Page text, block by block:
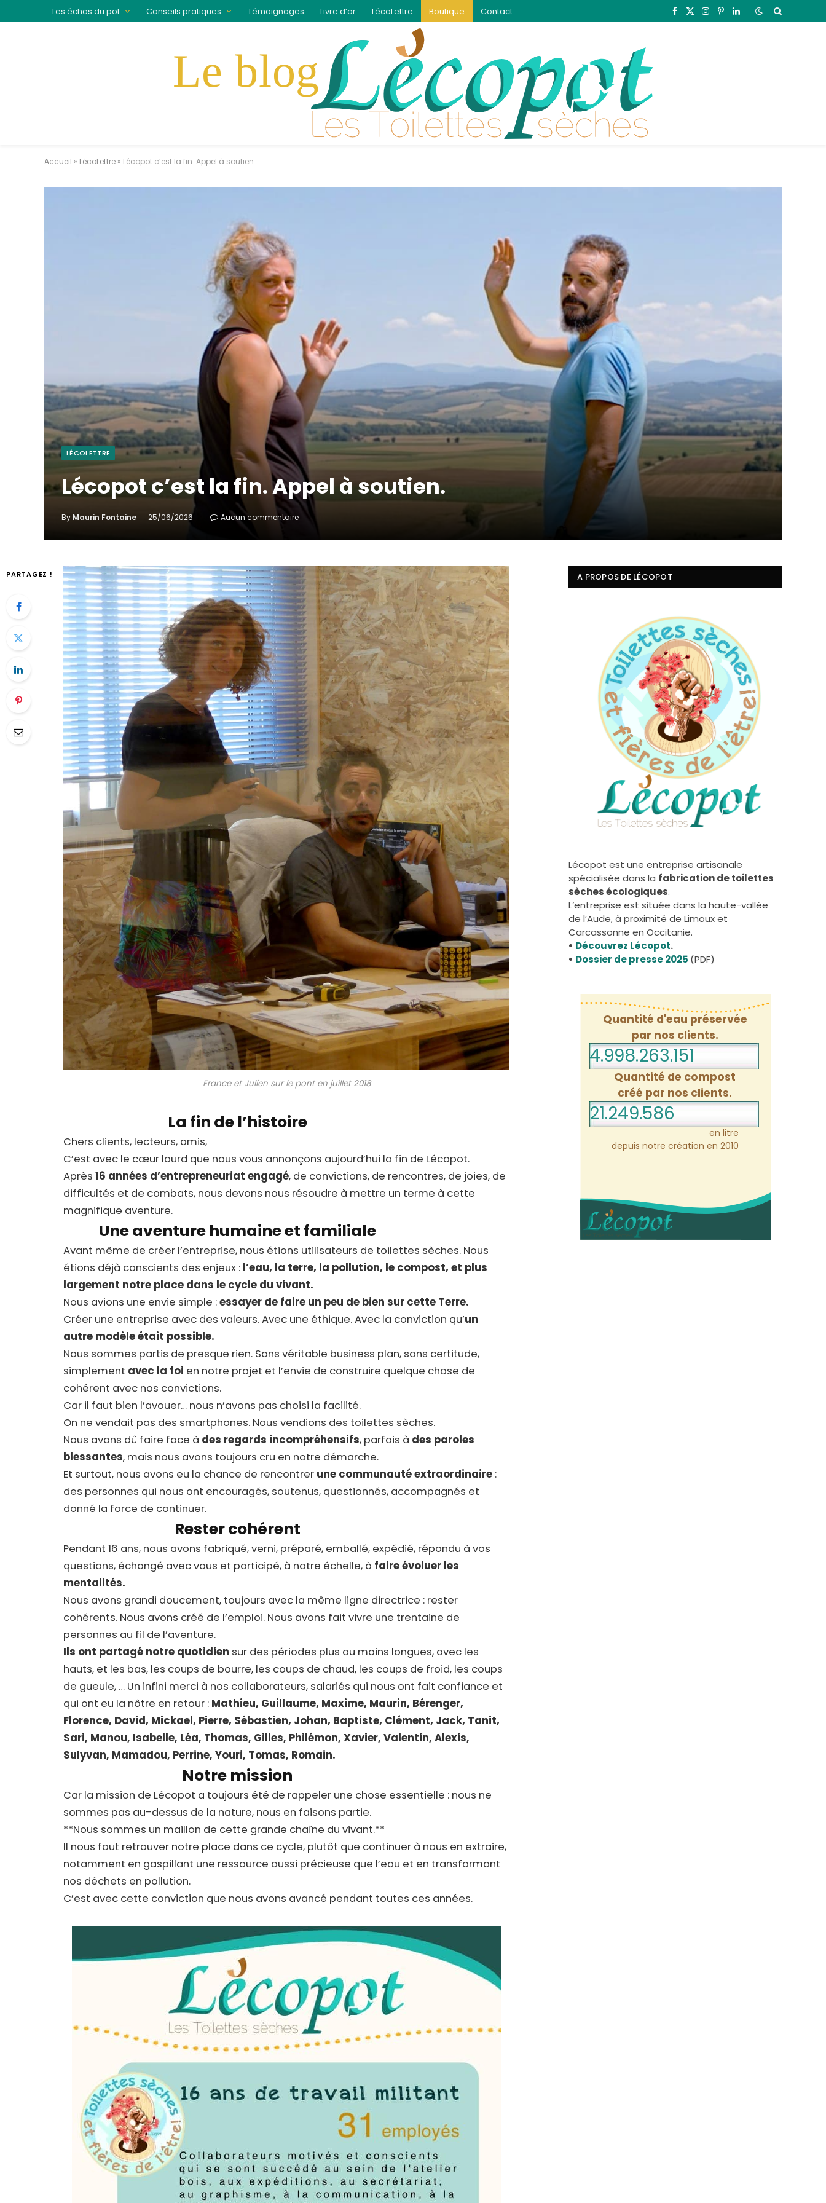
Les échos du pot Conseils pratiques Témoignages Livre d’or LécoLettre Boutique Contact Facebook
X
Instagram
Pinterest
LinkedIn
Accueil » LécoLettre » Lécopot c’est la fin. Appel à soutien.
LÉCOLETTRE
Lécopot c’est la fin. Appel à soutien.
By Maurin Fontaine 25/06/2026 Aucun commentaire
PARTAGEZ !
France et Julien sur le pont en juillet 2018
La fin de l’histoire
Chers clients, lecteurs, amis,
C’est avec le cœur lourd que nous vous annonçons aujourd’hui la fin de Lécopot.
Après 16 années d’entrepreneuriat engagé, de convictions, de rencontres, de joies, de
difficultés et de combats, nous devons nous résoudre à mettre un terme à cette
magnifique aventure.
Une aventure humaine et familiale
Avant même de créer l’entreprise, nous étions utilisateurs de toilettes sèches. Nous
étions déjà conscients des enjeux : l’eau, la terre, la pollution, le compost, et plus
largement notre place dans le cycle du vivant.
Nous avions une envie simple :essayer de faire un peu de bien sur cette Terre.
Créer une entreprise avec des valeurs. Avec une éthique. Avec la conviction qu’un
autre modèle était possible.
Nous sommes partis de presque rien. Sans véritable business plan, sans certitude,
simplement avec la foi en notre projet et l’envie de construire quelque chose de
cohérent avec nos convictions.
Car il faut bien l’avouer… nous n’avons pas choisi la facilité.
On ne vendait pas des smartphones. Nous vendions des toilettes sèches.
Nous avons dû faire face à des regards incompréhensifs, parfois à des paroles
blessantes, mais nous avons toujours cru en notre démarche.
Et surtout, nous avons eu la chance de rencontrer une communauté extraordinaire :
des personnes qui nous ont encouragés, soutenus, questionnés, accompagnés et
donné la force de continuer.
Rester cohérent
Pendant 16 ans, nous avons fabriqué, verni, préparé, emballé, expédié, répondu à vos
questions, échangé avec vous et participé, à notre échelle, à faire évoluer les
mentalités.
Nous avons grandi doucement, toujours avec la même ligne directrice : rester
cohérents. Nous avons créé de l’emploi. Nous avons fait vivre une trentaine de
personnes au fil de l’aventure.
Ils ont partagé notre quotidien sur des périodes plus ou moins longues, avec les
hauts, et les bas, les coups de bourre, les coups de chaud, les coups de froid, les coups
de gueule, … Un infini merci à nos collaborateurs, salariés qui nous ont fait confiance et
qui ont eu la nôtre en retour : Mathieu, Guillaume, Maxime, Maurin, Bérenger,
Florence, David, Mickael, Pierre, Sébastien, Johan, Baptiste, Clément, Jack, Tanit,
Sari, Manou, Isabelle, Léa, Thomas, Gilles, Philémon, Xavier, Valentin, Alexis,
Sulyvan, Mamadou, Perrine, Youri, Tomas, Romain.
Notre mission
Car la mission de Lécopot a toujours été de rappeler une chose essentielle : nous ne
sommes pas au-dessus de la nature, nous en faisons partie.
**Nous sommes un maillon de cette grande chaîne du vivant.**
Il nous faut retrouver notre place dans ce cycle, plutôt que continuer à nous en extraire,
notamment en gaspillant une ressource aussi précieuse que l’eau et en transformant
nos déchets en pollution.
C’est avec cette conviction que nous avons avancé pendant toutes ces années.
A PROPOS DE LÉCOPOT
Lécopot est une entreprise artisanale
spécialisée dans la fabrication de toilettes
sèches écologiques.
L’entreprise est située dans la haute-vallée
de l’Aude, à proximité de Limoux et
Carcassonne en Occitanie.
• Découvrez Lécopot.
• Dossier de presse 2025 (PDF)
Quantité d'eau préservée
par nos clients.
4.998.263.193
Quantité de compost
créé par nos clients.
21.249.586
en litre
depuis notre création en 2010